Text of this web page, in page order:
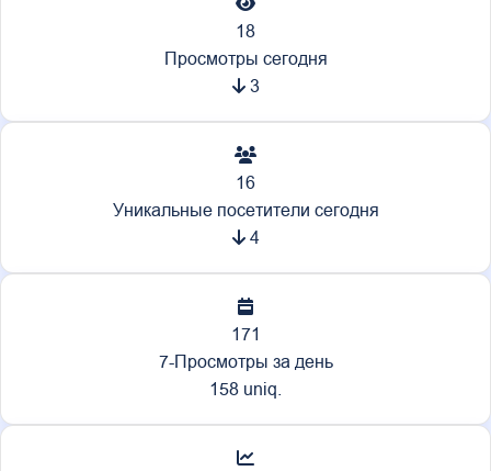
18
Просмотры сегодня
3
16
Уникальные посетители сегодня
4
171
7-Просмотры за день
158 uniq.